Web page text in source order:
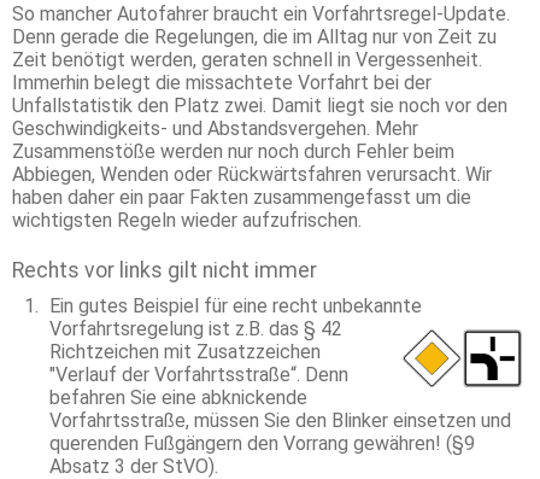
So mancher Autofahrer braucht ein Vorfahrtsregel-Update.
Denn gerade die Regelungen, die im Alltag nur von Zeit zu
Zeit benötigt werden, geraten schnell in Vergessenheit.
Immerhin belegt die missachtete Vorfahrt bei der
Unfallstatistik den Platz zwei. Damit liegt sie noch vor den
Geschwindigkeits- und Abstandsvergehen. Mehr
Zusammenstöße werden nur noch durch Fehler beim
Abbiegen, Wenden oder Rückwärtsfahren verursacht. Wir
haben daher ein paar Fakten zusammengefasst um die
wichtigsten Regeln wieder aufzufrischen.
Rechts vor links gilt nicht immer
Ein gutes Beispiel für eine recht unbekannte
Vorfahrtsregelung ist z.B. das § 42
Richtzeichen mit Zusatzzeichen
"Verlauf der Vorfahrtsstraße“. Denn
befahren Sie eine abknickende
Vorfahrtsstraße, müssen Sie den Blinker einsetzen und
querenden Fußgängern den Vorrang gewähren! (§9
Absatz 3 der StVO).